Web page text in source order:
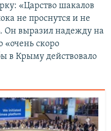
«Царство шакалов
не проснутся и не
Он выразил надежду на
«очень скоро
в Крыму действовало